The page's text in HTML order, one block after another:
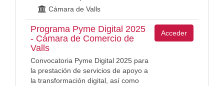
Cámara de Valls
Programa Pyme Digital 2025
- Cámara de Comercio de
Valls
Convocatoria Pyme Digital 2025 para
la prestación de servicios de apoyo a
la transformación digital, así como
Acceder